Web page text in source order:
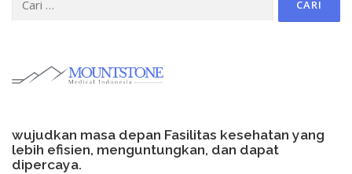
untuk:
wujudkan masa depan Fasilitas kesehatan yang
lebih efisien, menguntungkan, dan dapat
dipercaya.